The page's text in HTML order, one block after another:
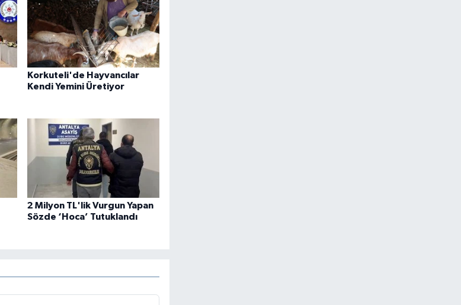
Korkuteli'de Hayvancılar
Kendi Yemini Üretiyor
2 Milyon TL'lik Vurgun Yapan
Sözde ‘Hoca’ Tutuklandı